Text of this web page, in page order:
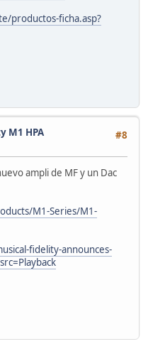
productos-ficha.asp?
#8
M1 HPA
ampli de MF y un Dac
M1-Series/M1-
fidelity-announces-